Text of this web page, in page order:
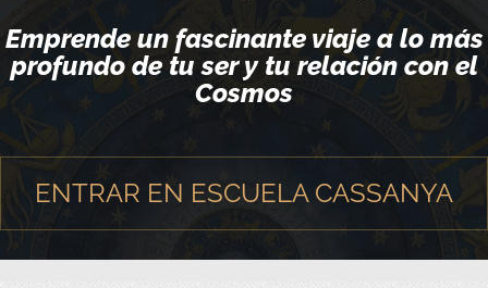
Emprende un fascinante viaje a lo más
profundo de tu ser y tu relación con el
Cosmos
ENTRAR EN ESCUELA CASSANYA